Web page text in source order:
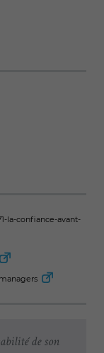
la-confiance-avant-
de son